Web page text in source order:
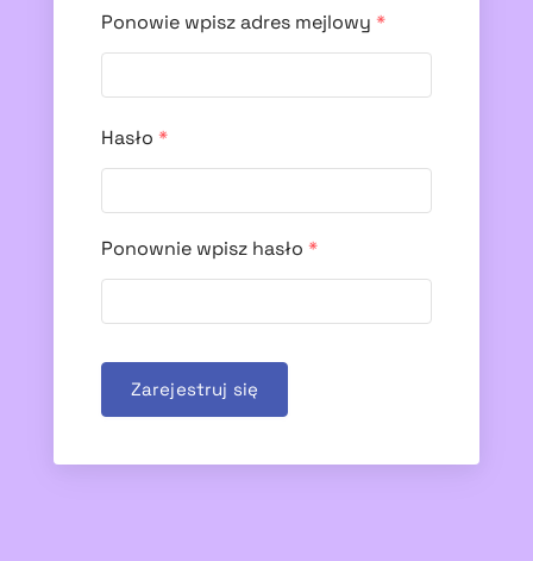
Ponowie wpisz adres mejlowy *
Hasło *
Ponownie wpisz hasło *
Zarejestruj się